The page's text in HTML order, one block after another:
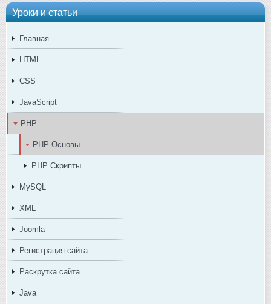
Уроки и статьи
Главная
HTML
CSS
JavaScript
PHP
PHP Основы
PHP Скрипты
MySQL
XML
Joomla
Регистрация сайта
Раскрутка сайта
Java